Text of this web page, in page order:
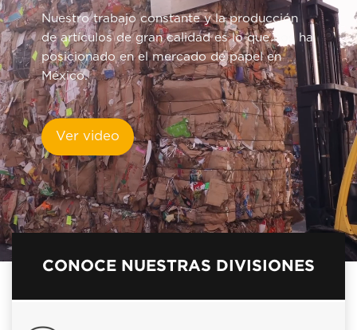
Nuestro trabajo constante y la producción
de artículos de gran calidad es lo que nos ha
posicionado en el mercado de papel en
México.
Ver video
CONOCE NUESTRAS DIVISIONES